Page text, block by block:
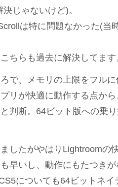
じゃないけど)。
は特に問題なかった(当
ちらも過去に解決してます
で、メモリの上限をフル
リが快適に動作する点か
判断。64ビット版への乗
したがやはりLightroomの
早いし、動作にもたつき
についても64ビットネ